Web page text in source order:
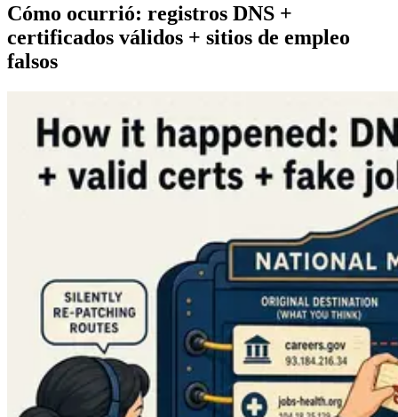
Cómo ocurrió: registros DNS +
certificados válidos + sitios de empleo
falsos